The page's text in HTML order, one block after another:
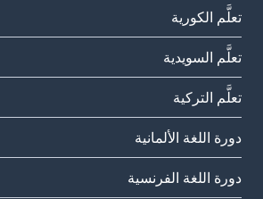
تعلَّم الكورية
تعلَّم السويدية
تعلَّم التركية
دورة اللغة الألمانية
دورة اللغة الفرنسية